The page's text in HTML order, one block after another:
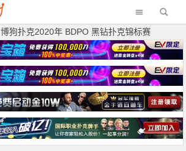
博狗扑克2020年 BDPO 黑钻扑克锦标赛